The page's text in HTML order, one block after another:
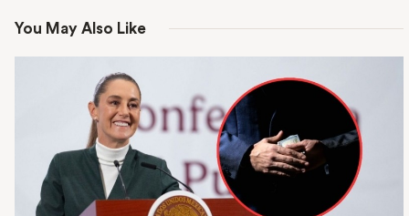
You May Also Like